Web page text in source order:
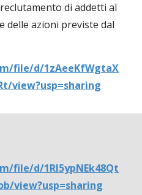
di addetti al
delle azioni previste dal
file/d/1zAeeKfWgtaX
view?usp=sharing
file/d/1Rl5ypNEk48Qt
view?usp=sharing